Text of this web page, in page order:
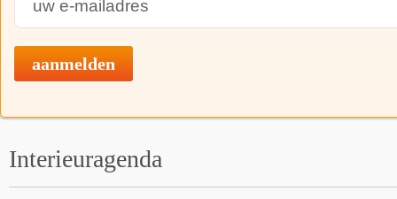
aanmelden
Interieuragenda